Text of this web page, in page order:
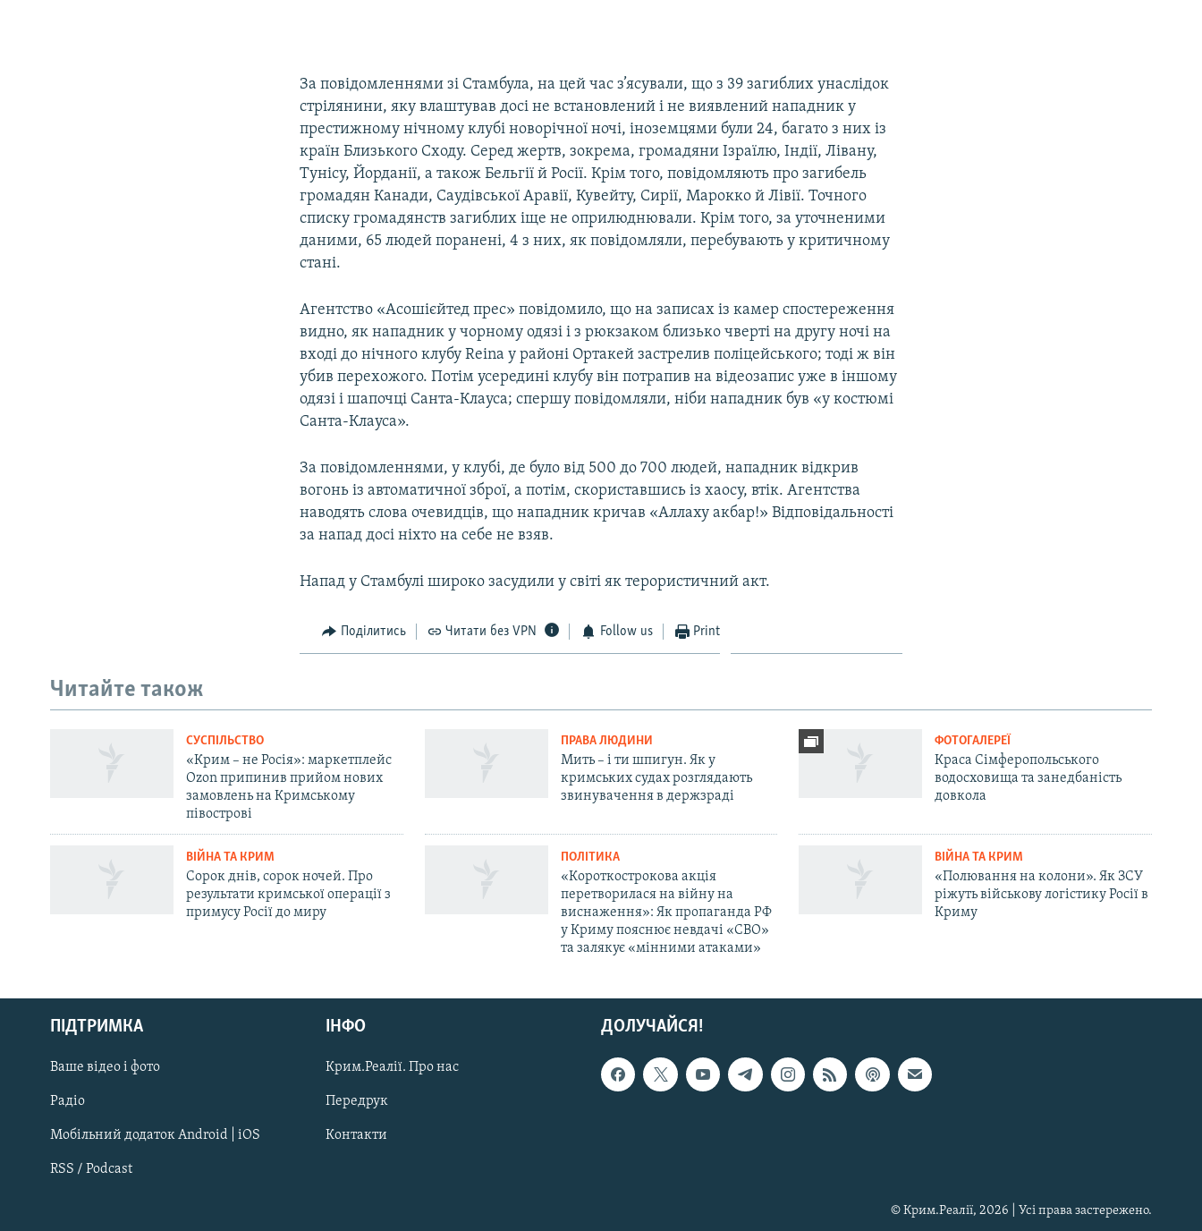
Русский
Qırımtatar
ДОЛУЧАЙСЯ!
За повідомленнями зі Стамбула, на цей час з’ясували, що з 39 загиблих унаслідок
стрілянини, яку влаштував досі не встановлений і не виявлений нападник у
престижному нічному клубі новорічної ночі, іноземцями були 24, багато з них із
країн Близького Сходу. Серед жертв, зокрема, громадяни Ізраїлю, Індії, Лівану,
Тунісу, Йорданії, а також Бельгії й Росії. Крім того, повідомляють про загибель
громадян Канади, Саудівської Аравії, Кувейту, Сирії, Марокко й Лівії. Точного
списку громадянств загиблих іще не оприлюднювали. Крім того, за уточненими
даними, 65 людей поранені, 4 з них, як повідомляли, перебувають у критичному
стані.
Агентство «Асошієйтед прес» повідомило, що на записах із камер спостереження
видно, як нападник у чорному одязі і з рюкзаком близько чверті на другу ночі на
вході до нічного клубу Reina у районі Ортакей застрелив поліцейського; тоді ж він
убив перехожого. Потім усередині клубу він потрапив на відеозапис уже в іншому
одязі і шапочці Санта-Клауса; спершу повідомляли, ніби нападник був «у костюмі
Санта-Клауса».
За повідомленнями, у клубі, де було від 500 до 700 людей, нападник відкрив
вогонь із автоматичної зброї, а потім, скориставшись із хаосу, втік. Агентства
наводять слова очевидців, що нападник кричав «Аллаху акбар!» Відповідальності
за напад досі ніхто на себе не взяв.
Напад у Стамбулі широко засудили у світі як терористичний акт.
Поділитись Читати без VPN Follow us Print
Читайте також
СУСПІЛЬСТВО
«Крим – не Росія»: маркетплейс
Ozon припинив прийом нових
замовлень на Кримському
півострові
ПРАВА ЛЮДИНИ
Мить – і ти шпигун. Як у
кримських судах розглядають
звинувачення в держзраді
ФОТОГАЛЕРЕЇ
Краса Сімферопольського
водосховища та занедбаність
довкола
ВІЙНА ТА КРИМ
Сорок днів, сорок ночей. Про
результати кримської операції з
примусу Росії до миру
ПОЛІТИКА
«Короткострокова акція
перетворилася на війну на
виснаження»: Як пропаганда РФ
у Криму пояснює невдачі «СВО»
та залякує «мінними атаками»
ВІЙНА ТА КРИМ
«Полювання на колони». Як ЗСУ
ріжуть військову логістику Росії в
Криму
ДОЛУЧАЙСЯ!
ПІДТРИМКА
Ваше відео і фото
Радіо
Мобільний додаток Android | iOS
RSS / Podcast
ІНФО
Крим.Реалії. Про нас
Передрук
Контакти
© Крим.Реалії, 2026 | Усі права застережено.